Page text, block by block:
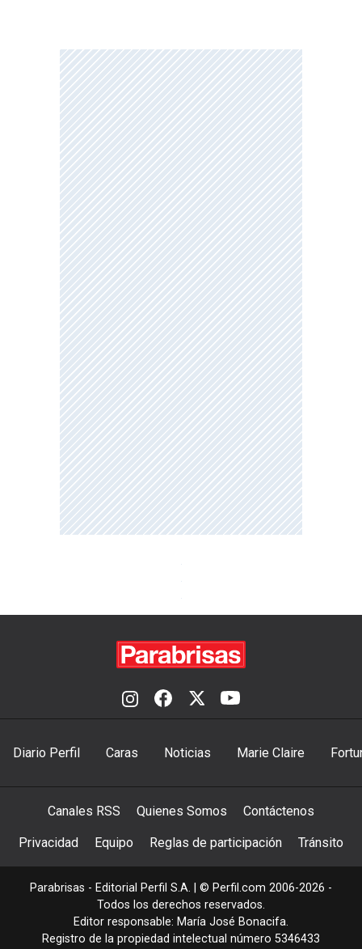
Diario Perfil Caras Noticias Marie Claire
Canales RSS Quienes Somos Contáctenos
Privacidad Equipo Reglas de participación Tránsito
Parabrisas - Editorial Perfil S.A. | © Perfil.com 2006-2026 -
Todos los derechos reservados.
Editor responsable: María José Bonacifa.
Registro de la propiedad intelectual número 5346433